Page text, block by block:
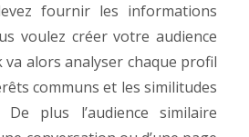
fournir les informations
voulez créer votre audience
va alors analyser chaque profil
communs et les similitudes
De plus l’audience similaire